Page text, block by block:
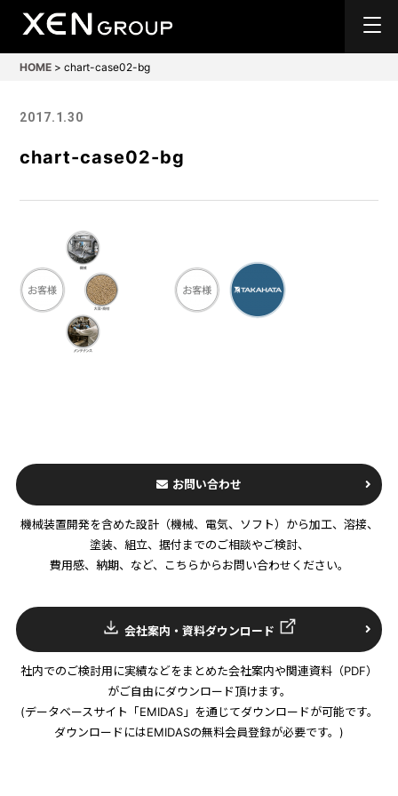
HOME >chart-case02-bg
2017.1.30
chart-case02-bg
お問い合わせ
機械装置開発を含めた設計（機械、電気、ソフト）から加工、溶接、
塗装、組立、据付までのご相談やご検討、
費用感、納期、など、こちらからお問い合わせください。
会社案内・資料ダウンロード
社内でのご検討用に実績などをまとめた会社案内や関連資料（PDF）
がご自由にダウンロード頂けます。
(データベースサイト「EMIDAS」を通じてダウンロードが可能です。
ダウンロードにはEMIDASの無料会員登録が必要です。)